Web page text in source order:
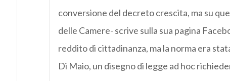
conversione del decreto crescita, ma su
delle Camere- scrive sulla sua pagina
reddito di cittadinanza, ma la norma era
Di Maio, un disegno di legge ad hoc